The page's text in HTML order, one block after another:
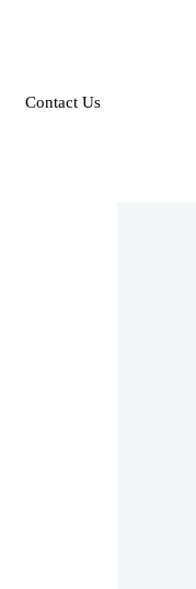
Contact Us